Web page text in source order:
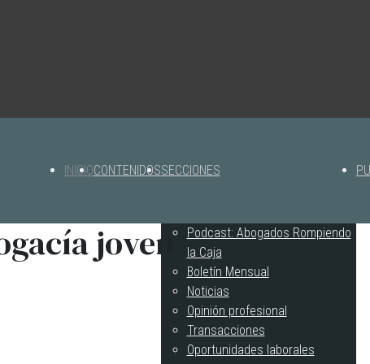
INICIOCONTENIDOSSECCIONES
Podcast: Abogados Rompiendo
la Caja
Boletín Mensual
Noticias
Opinión profesional
Transacciones
Oportunidades laborales
joven